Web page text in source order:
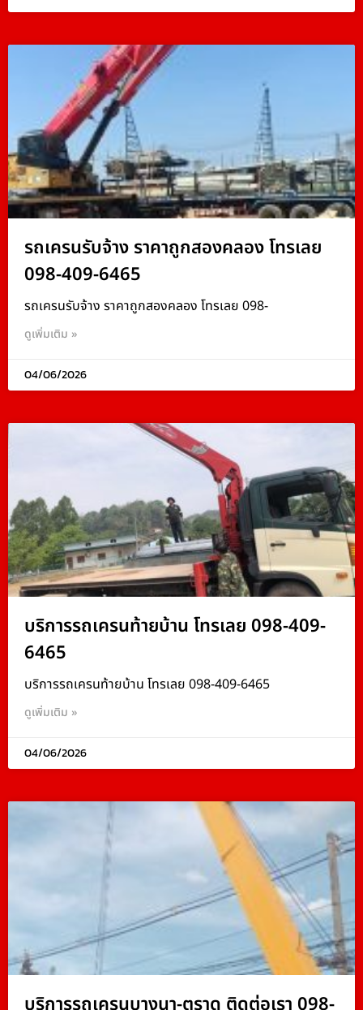
รถเครนรับจ้าง ราคาถูกสองคลอง โทรเลย
098-409-6465
รถเครนรับจ้าง ราคาถูกสองคลอง โทรเลย 098-
ดูเพิ่มเติม »
04/06/2026
บริการรถเครนท้ายบ้าน โทรเลย 098-409-
6465
บริการรถเครนท้ายบ้าน โทรเลย 098-409-6465
ดูเพิ่มเติม »
04/06/2026